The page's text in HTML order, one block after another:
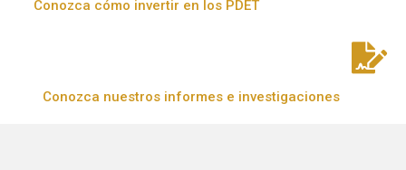
Conozca cómo invertir en los PDET
Conozca nuestros informes e investigaciones